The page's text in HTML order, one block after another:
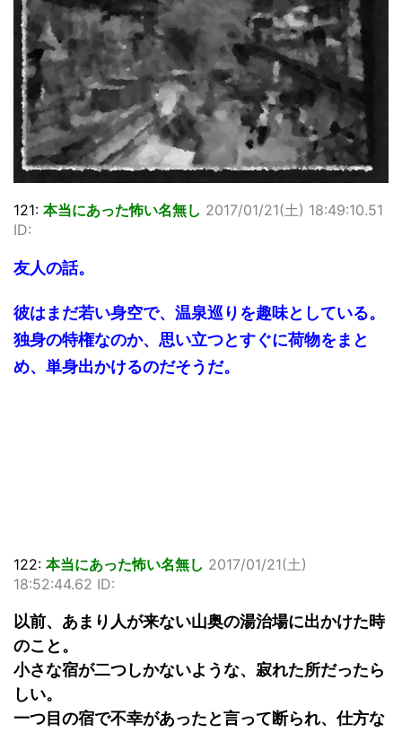
121: 本当にあった怖い名無し 2017/01/21(土) 18:49:10.51
ID:
友人の話。
彼はまだ若い身空で、温泉巡りを趣味としている。
独身の特権なのか、思い立つとすぐに荷物をまと
め、単身出かけるのだそうだ。
122: 本当にあった怖い名無し 2017/01/21(土)
18:52:44.62 ID:
以前、あまり人が来ない山奥の湯治場に出かけた時
のこと。
小さな宿が二つしかないような、寂れた所だったら
しい。
一つ目の宿で不幸があったと言って断られ、仕方な